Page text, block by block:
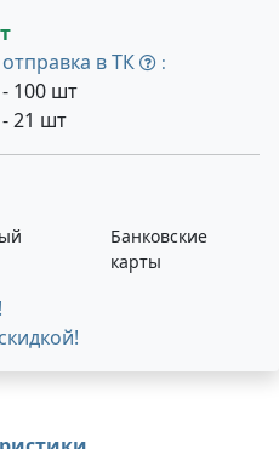
в ТК
:
- 100 шт
- 21 шт
Банковские
карты